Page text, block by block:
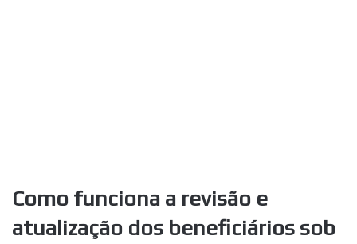
Como funciona a revisão e
atualização dos beneficiários sob